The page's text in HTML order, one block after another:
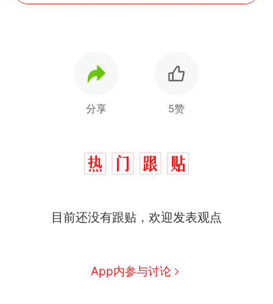
分享 5赞
目前还没有跟贴，欢迎发表观点
App内参与讨论
么？
人生
费大厨“全国小炒肉大王”称